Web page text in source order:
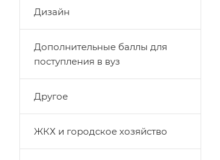
Дизайн
Дополнительные баллы для
поступления в вуз
Другое
ЖКХ и городское хозяйство